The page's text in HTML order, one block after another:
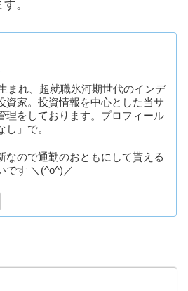
。
まれ、超就職氷河期世代のインデ
資家。投資情報を中心とした当サ
理をしております。プロフィール
し」で。
なので通勤のおともにして貰える
です ＼(^o^)／